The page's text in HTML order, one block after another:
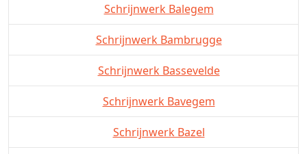
Schrijnwerk Balegem
Schrijnwerk Bambrugge
Schrijnwerk Bassevelde
Schrijnwerk Bavegem
Schrijnwerk Bazel